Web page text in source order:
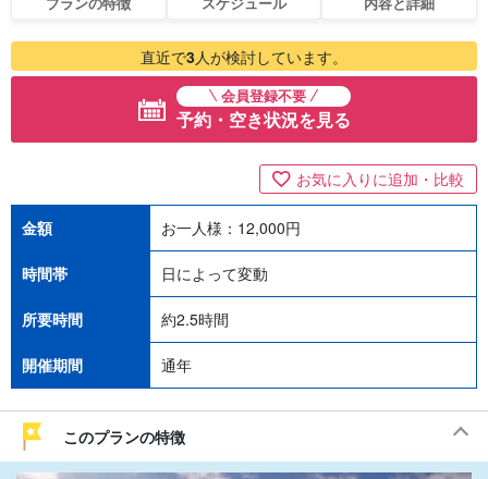
直近で3人が検討しています。
会員登録不要
予約・空き状況を見る
お気に入りに追加・比較
金額 お一人様： 12,000円
時間帯 日によって変動
所要時間 約2.5時間
開催期間 通年
このプランの特徴